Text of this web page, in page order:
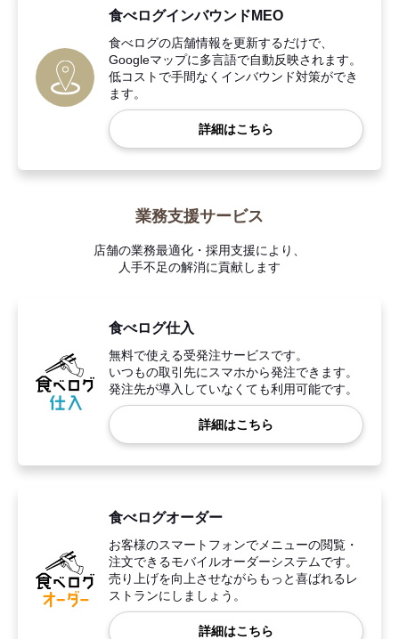
食べログインバウンドMEO
食べログの店舗情報を更新するだけで、
Googleマップに多言語で自動反映されます。
低コストで手間なくインバウンド対策ができ
ます。
詳細はこちら
業務支援サービス
店舗の業務最適化・採用支援により、
人手不足の解消に貢献します
食べログ仕入
無料で使える受発注サービスです。
いつもの取引先にスマホから発注できます。
発注先が導入していなくても利用可能です。
詳細はこちら
食べログオーダー
お客様のスマートフォンでメニューの閲覧・
注文できるモバイルオーダーシステムです。
売り上げを向上させながらもっと喜ばれるレ
ストランにしましょう。
詳細はこちら